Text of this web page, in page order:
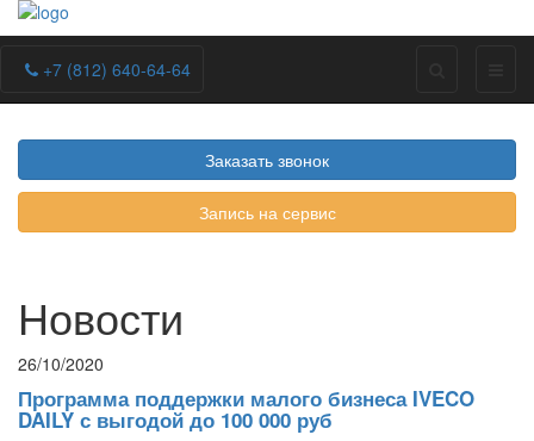
+7 (812) 640-64-64
Заказать звонок
Запись на сервис
Новости
26/10/2020
Программа поддержки малого бизнеса IVECO
DAILY с выгодой до 100 000 руб